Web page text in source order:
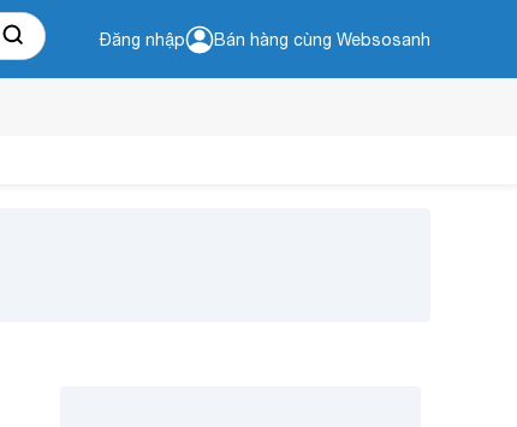
Đăng nhập Bán hàng cùng Websosanh